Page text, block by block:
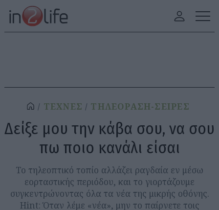
ΤΕΧΝΕΣ ΤΗΛΕΟΡΑΣΗ-ΣΕΙΡΕΣ
Δείξε μου την κάβα σου, να σου
πω ποιο κανάλι είσαι
Το τηλεοπτικό τοπίο αλλάζει ραγδαία εν μέσω
εορταστικής περιόδου, και το γιορτάζουμε
συγκεντρώνοντας όλα τα νέα της μικρής οθόνης.
Hint: Όταν λέμε «νέα», μην το παίρνετε τοις